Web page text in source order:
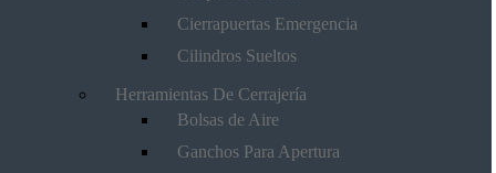
Cierrapuertas Emergencia
Cilindros Sueltos
Herramientas De Cerrajería
Bolsas de Aire
Ganchos Para Apertura